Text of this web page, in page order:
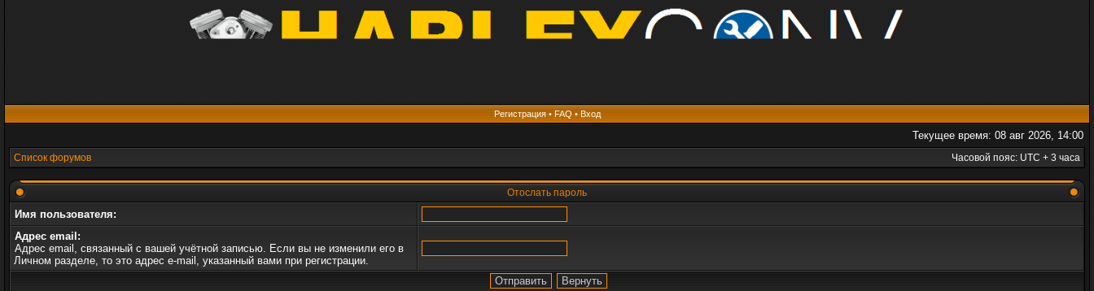
Регистрация• FAQ • Вход
Текущее время: 08 авг 2026, 14:00
Список форумов Часовой пояс: UTC + 3 часа
Отослать пароль
Имя пользователя:
Адрес email:
Адрес email, связанный с вашей учётной записью. Если вы не изменили его в
Личном разделе, то это адрес e-mail, указанный вами при регистрации.